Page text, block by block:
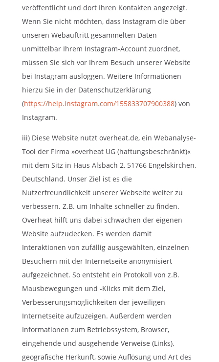
veröffentlicht und dort Ihren Kontakten angezeigt.
Wenn Sie nicht möchten, dass Instagram die über
unseren Webauftritt gesammelten Daten
unmittelbar Ihrem Instagram-Account zuordnet,
müssen Sie sich vor Ihrem Besuch unserer Website
bei Instagram ausloggen. Weitere Informationen
hierzu Sie in der Datenschutzerklärung
(https://help.instagram.com/155833707900388) von
Instagram.
iii) Diese Website nutzt overheat.de, ein Webanalyse-
Tool der Firma »overheat UG (haftungsbeschränkt)«
mit dem Sitz in Haus Alsbach 2, 51766 Engelskirchen,
Deutschland. Unser Ziel ist es die
Nutzerfreundlichkeit unserer Webseite weiter zu
verbessern. Z.B. um Inhalte schneller zu finden.
Overheat hilft uns dabei schwächen der eigenen
Website aufzudecken. Es werden damit
Interaktionen von zufällig ausgewählten, einzelnen
Besuchern mit der Internetseite anonymisiert
aufgezeichnet. So entsteht ein Protokoll von z.B.
Mausbewegungen und -Klicks mit dem Ziel,
Verbesserungsmöglichkeiten der jeweiligen
Internetseite aufzuzeigen. Außerdem werden
Informationen zum Betriebssystem, Browser,
eingehende und ausgehende Verweise (Links),
geografische Herkunft, sowie Auflösung und Art des